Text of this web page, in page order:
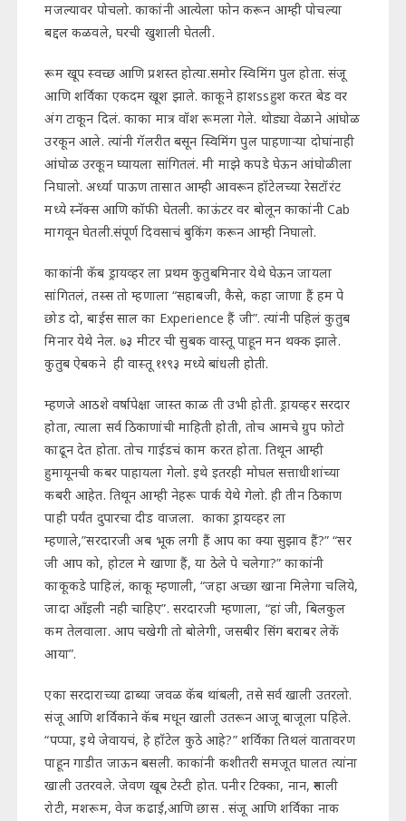
मजल्यावर पोचलो. काकांनी आत्येला फोन करून आम्ही पोचल्या
बद्दल कळवले, घरची खुशाली घेतली.
रूम खूप स्वच्छ आणि प्रशस्त होत्या.समोर स्विमिंग पुल होता. संजू
आणि शर्विका एकदम खूश झाले. काकूने हाशssहुश करत बेड वर
अंग टाकून दिलं. काका मात्र वॉश रूमला गेले. थोड्या वेळाने आंघोळ
उरकून आले. त्यांनी गॅलरीत बसून स्विमिंग पुल पाहणाऱ्या दोघांनाही
आंघोळ उरकून घ्यायला सांगितलं. मी माझे कपडे घेऊन आंघोळीला
निघालो. अर्ध्या पाऊण तासात आम्ही आवरून हॉटेलच्या रेसटॉरंट
मध्ये स्नॅक्स आणि कॉफी घेतली. काऊंटर वर बोलून काकांनी Cab
मागवून घेतली.संपूर्ण दिवसाचं बुकिंग करून आम्ही निघालो.
काकांनी कॅब ड्रायव्हर ला प्रथम कुतुबमिनार येथे घेऊन जायला
सांगितलं, तस्स तो म्हणाला “सहाबजी, कैसे, कहा जाणा हैं हम पे
छोड दो, बाईस साल का Experience हैं जी”. त्यांनी पहिलं कुतुब
मिनार येथे नेल. ७३ मीटर ची सुबक वास्तू पाहून मन थक्क झाले.
कुतुब ऐबकने ही वास्तू ११९३ मध्ये बांधली होती.
म्हणजे आठशे वर्षापेक्षा जास्त काळ ती उभी होती. ड्रायव्हर सरदार
होता, त्याला सर्व ठिकाणांची माहिती होती, तोच आमचे ग्रुप फोटो
काढून देत होता. तोच गाईडचं काम करत होता. तिथून आम्ही
हुमायूनची कबर पाहायला गेलो. इथे इतरही मोघल सत्ताधीशांच्या
कबरी आहेत. तिथून आम्ही नेहरू पार्क येथे गेलो. ही तीन ठिकाण
पाही पर्यंत दुपारचा दीड वाजला. काका ड्रायव्हर ला
म्हणाले,”सरदारजी अब भूक लगी हैं आप का क्या सुझाव हैं?” “सर
जी आप को, होटल मे खाणा हैं, या ठेले पे चलेगा?” काकांनी
काकूकडे पाहिलं, काकू म्हणाली, “जहा अच्छा खाना मिलेगा चलिये,
जादा आँइली नही चाहिए”. सरदारजी म्हणाला, “हां जी, बिलकुल
कम तेलवाला. आप चखेगी तो बोलेगी, जसबीर सिंग बराबर लेकें
आया”.
एका सरदाराच्या ढाब्या जवळ कॅब थांबली, तसे सर्व खाली उतरलो.
संजू आणि शर्विकाने कॅब मधून खाली उतरून आजू बाजूला पहिले.
“पप्पा, इथे जेवायचं, हे हॉटेल कुठे आहे?” शर्विका तिथलं वातावरण
पाहून गाडीत जाऊन बसली. काकांनी कशीतरी समजूत घालत त्यांना
खाली उतरवले. जेवण खूब टेस्टी होत. पनीर टिक्का, नान, रुमाली
रोटी, मशरूम, वेज कढाई,आणि छास . संजू आणि शर्विका नाक